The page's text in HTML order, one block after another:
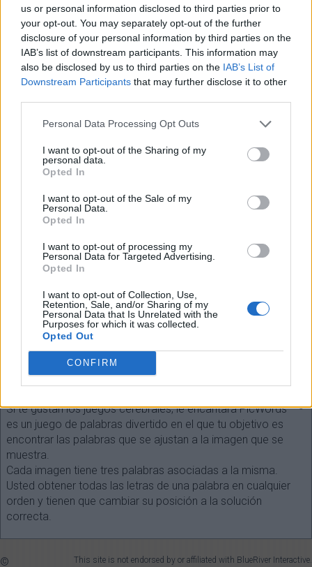
us or personal information disclosed to third parties prior to
your opt-out. You may separately opt-out of the further
disclosure of your personal information by third parties on the
IAB’s list of downstream participants. This information may
also be disclosed by us to third parties on the IAB’s List of
Downstream Participants that may further disclose it to other
Personal Data Processing Opt Outs
I want to opt-out of the Sharing of my
personal data.
Opted In
I want to opt-out of the Sale of my
Personal Data.
Opted In
I want to opt-out of processing my
Personal Data for Targeted Advertising.
Opted In
I want to opt-out of Collection, Use,
Retention, Sale, and/or Sharing of my
Personal Data that Is Unrelated with the
Purposes for which it was collected.
Opted Out
CONFIRM
Espalda
(90votos, media: fuera de 5
Seleccione cada longitud de palabra:
¡Buscar!
SOBRE EL JUEGO
Si te gustan los juegos cerebrales, le encantará PicWords ™ -
es un juego de palabras divertido en el que tu objetivo es
encontrar las palabras que se ajustan a la imagen que se
muestra.
Cada imagen tiene tres palabras asociadas a la misma.
Usted obtener todas las letras de una palabra en cualquier
orden y tienen que cambiar su posición a la solución
correcta.
This site is not endorsed by or affiliated with BlueRiver Interactive.
©